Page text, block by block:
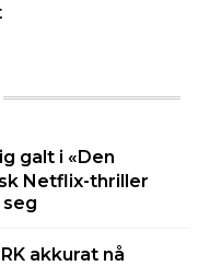
galt i «Den
Netflix-thriller
akkurat nå